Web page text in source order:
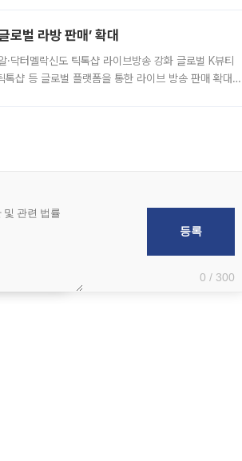
로벌 라방 판매’ 확대
닥터멜락신도 틱톡샵 라이브방송 강화 글로벌 K뷰티
샵 등 글로벌 플랫폼을 통한 라이브 방송 판매 확대에
0 / 300